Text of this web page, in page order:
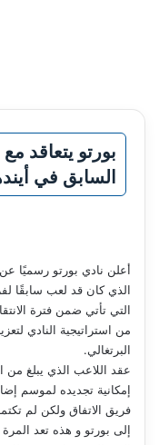
بورتو يتعاقد
السابق في
أعلن نادي بورتو رسميًا
الذي كان قد لعب سابقًا
التي تأتي ضمن فترة
من استراتيجية النادي
البرتغالي.
إمكانية تجديده لموسم
فريق الاتفاق ولكن لم
إلى بورتو و هذه تعد